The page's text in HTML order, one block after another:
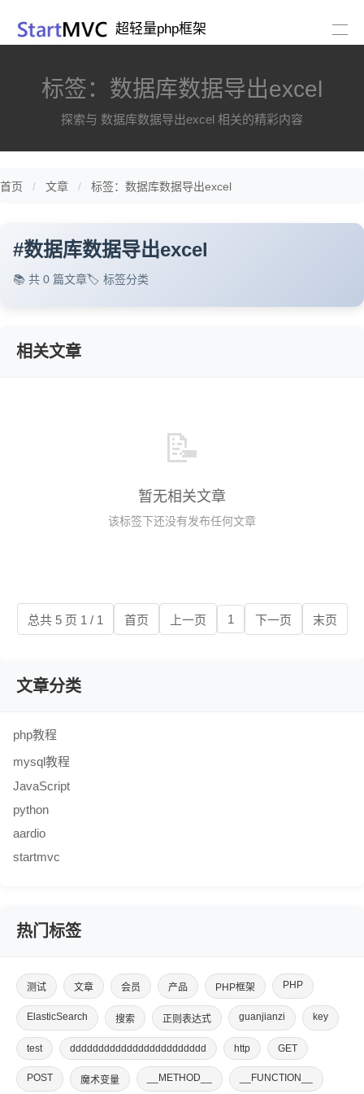
超轻量php框架
标签：数据库数据导出excel
探索与 数据库数据导出excel 相关的精彩内容
首页 文章 标签：数据库数据导出excel
#数据库数据导出excel
📚 共 0 篇文章🏷️ 标签分类
相关文章
📝
暂无相关文章
该标签下还没有发布任何文章
总共 5 页 1 / 1 首页 上一页 1 下一页 末页
文章分类
php教程
mysql教程
JavaScript
python
aardio
startmvc
热门标签
测试 文章 会员 产品 PHP框架 PHP
ElasticSearch 搜索 正则表达式 guanjianzi key
test dddddddddddddddddddddddd http GET
POST 魔术变量 __METHOD__ __FUNCTION__